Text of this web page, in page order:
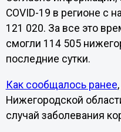
COVID-19 в регионе с
121 020. За все это
смогли 114 505
последние сутки.
Как сообщалось ранее
Нижегородской
случай заболевания